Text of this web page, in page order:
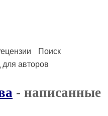
Поиск
для авторов
- написанные